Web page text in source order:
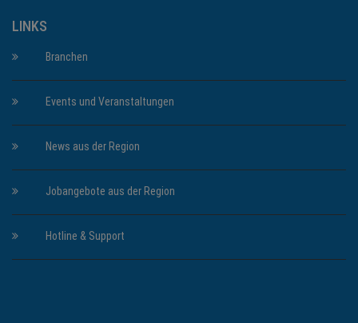
LINKS
Branchen
Events und Veranstaltungen
News aus der Region
Jobangebote aus der Region
Hotline & Support